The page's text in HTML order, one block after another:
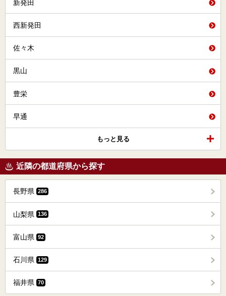
新発田
西新発田
佐々木
黒山
豊栄
早通
もっと見る
近隣の都道府県から探す
長野県 286
山梨県 136
富山県 92
石川県 129
福井県 70